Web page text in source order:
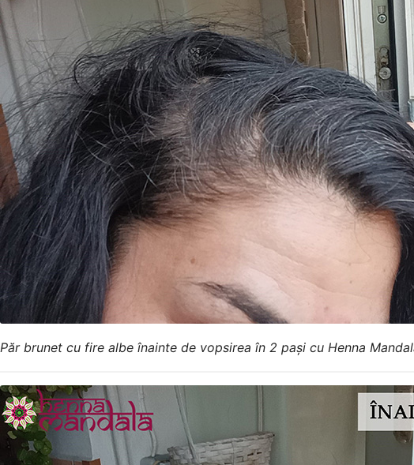
Păr brunet cu fire albe înainte de vopsirea în 2 pași cu Henna